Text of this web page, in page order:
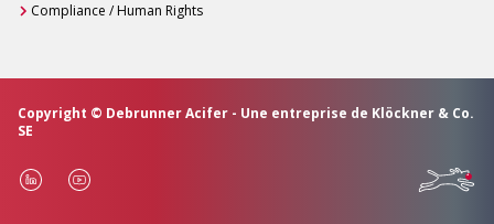
Compliance / Human Rights
Copyright © Debrunner Acifer - Une entreprise de Klöckner & Co.
SE